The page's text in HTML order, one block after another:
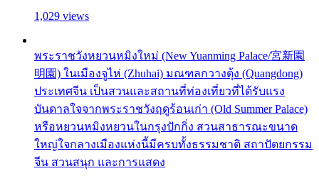
1,029 views
พระราชวังหยวนหมิงใหม่ (New Yuanming Palace/宮新園
明園) ในเมืองจูไห่ (Zhuhai) มณฑลกวางตุ้ง (Quangdong)
ประเทศจีน เป็นสวนและสถานที่ท่องเที่ยวที่ได้รับแรง
บันดาลใจจากพระราชวังฤดูร้อนเก่า (Old Summer Palace)
หรือหยวนหมิงหยวนในกรุงปักกิ่ง สวนสาธารณะขนาด
ใหญ่ใจกลางเมืองแห่งนี้มีครบทั้งธรรมชาติ สถาปัตยกรรม
จีน สวนสนุก และการแสดง